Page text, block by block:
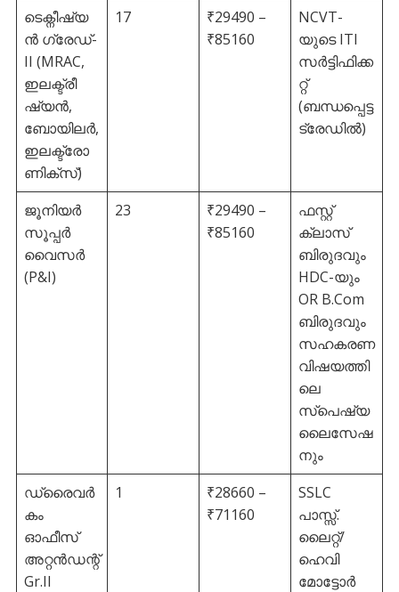
ടെക്നീഷ്യ
ൻ ഗ്രേഡ്-
II (MRAC,
ഇലക്ട്രീ
ഷ്യൻ,
ബോയിലർ,
ഇലക്ട്രോ
ണിക്സ്)
17
₹29490 –
₹85160
NCVT-
യുടെ ITI
സർട്ടിഫിക്ക
റ്റ്
(ബന്ധപ്പെട്ട
ട്രേഡിൽ)
ജൂനിയർ
സൂപ്പർ
വൈസർ
(P&I)
23
₹29490 –
₹85160
ഫസ്റ്റ്
ക്ലാസ്
ബിരുദവും
HDC-യും
OR B.Com
ബിരുദവും
സഹകരണ
വിഷയത്തി
ലെ
സ്പെഷ്യ
ലൈസേഷ
നും
ഡ്രൈവർ
കം
ഓഫീസ്
അറ്റൻഡന്റ്
Gr.II
1
₹28660 –
₹71160
SSLC
പാസ്സ്.
ലൈറ്റ്/
ഹെവി
മോട്ടോർ